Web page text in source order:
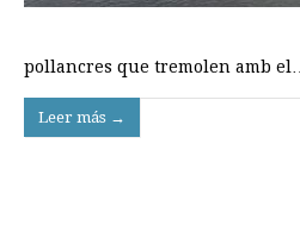
pollancres que tremolen amb el…
Leer más →